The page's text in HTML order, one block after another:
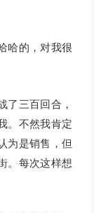
哈的，对我很
三百回合，
。不然我肯定
为是销售，但
。每次这样想